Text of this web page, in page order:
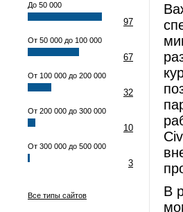
До 50 000
97
От 50 000 до 100 000
67
От 100 000 до 200 000
32
От 200 000 до 300 000
10
От 300 000 до 500 000
3
Все типы сайтов
В